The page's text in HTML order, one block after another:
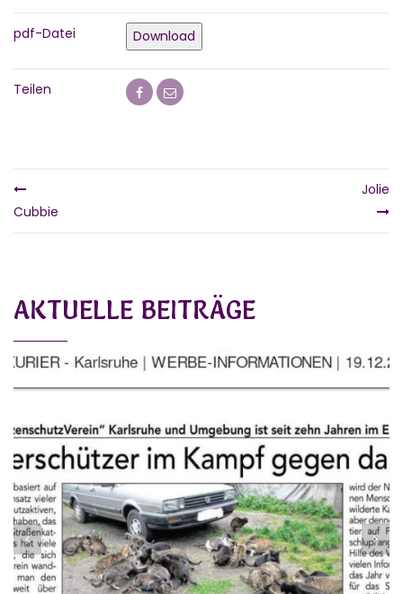
pdf-Datei Download
Teilen
Cubbie
Jolie
AKTUELLE BEITRÄGE
TIERSCHÜTZER IM KAMPF GEGEN DAS
2014/2015, Presseberichte